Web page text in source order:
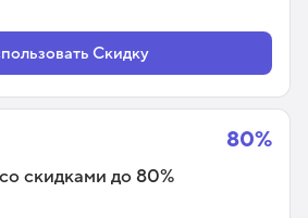
Скидку
80%
скидками до 80%